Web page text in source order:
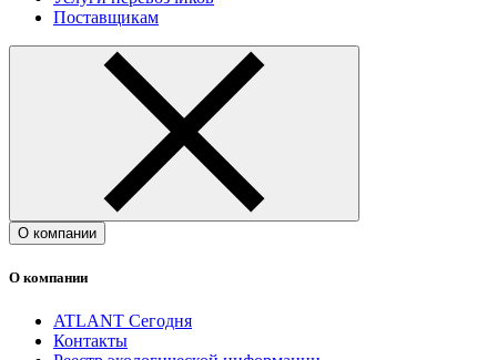
Поставщикам
О компании
О компании
ATLANT Сегодня
Контакты